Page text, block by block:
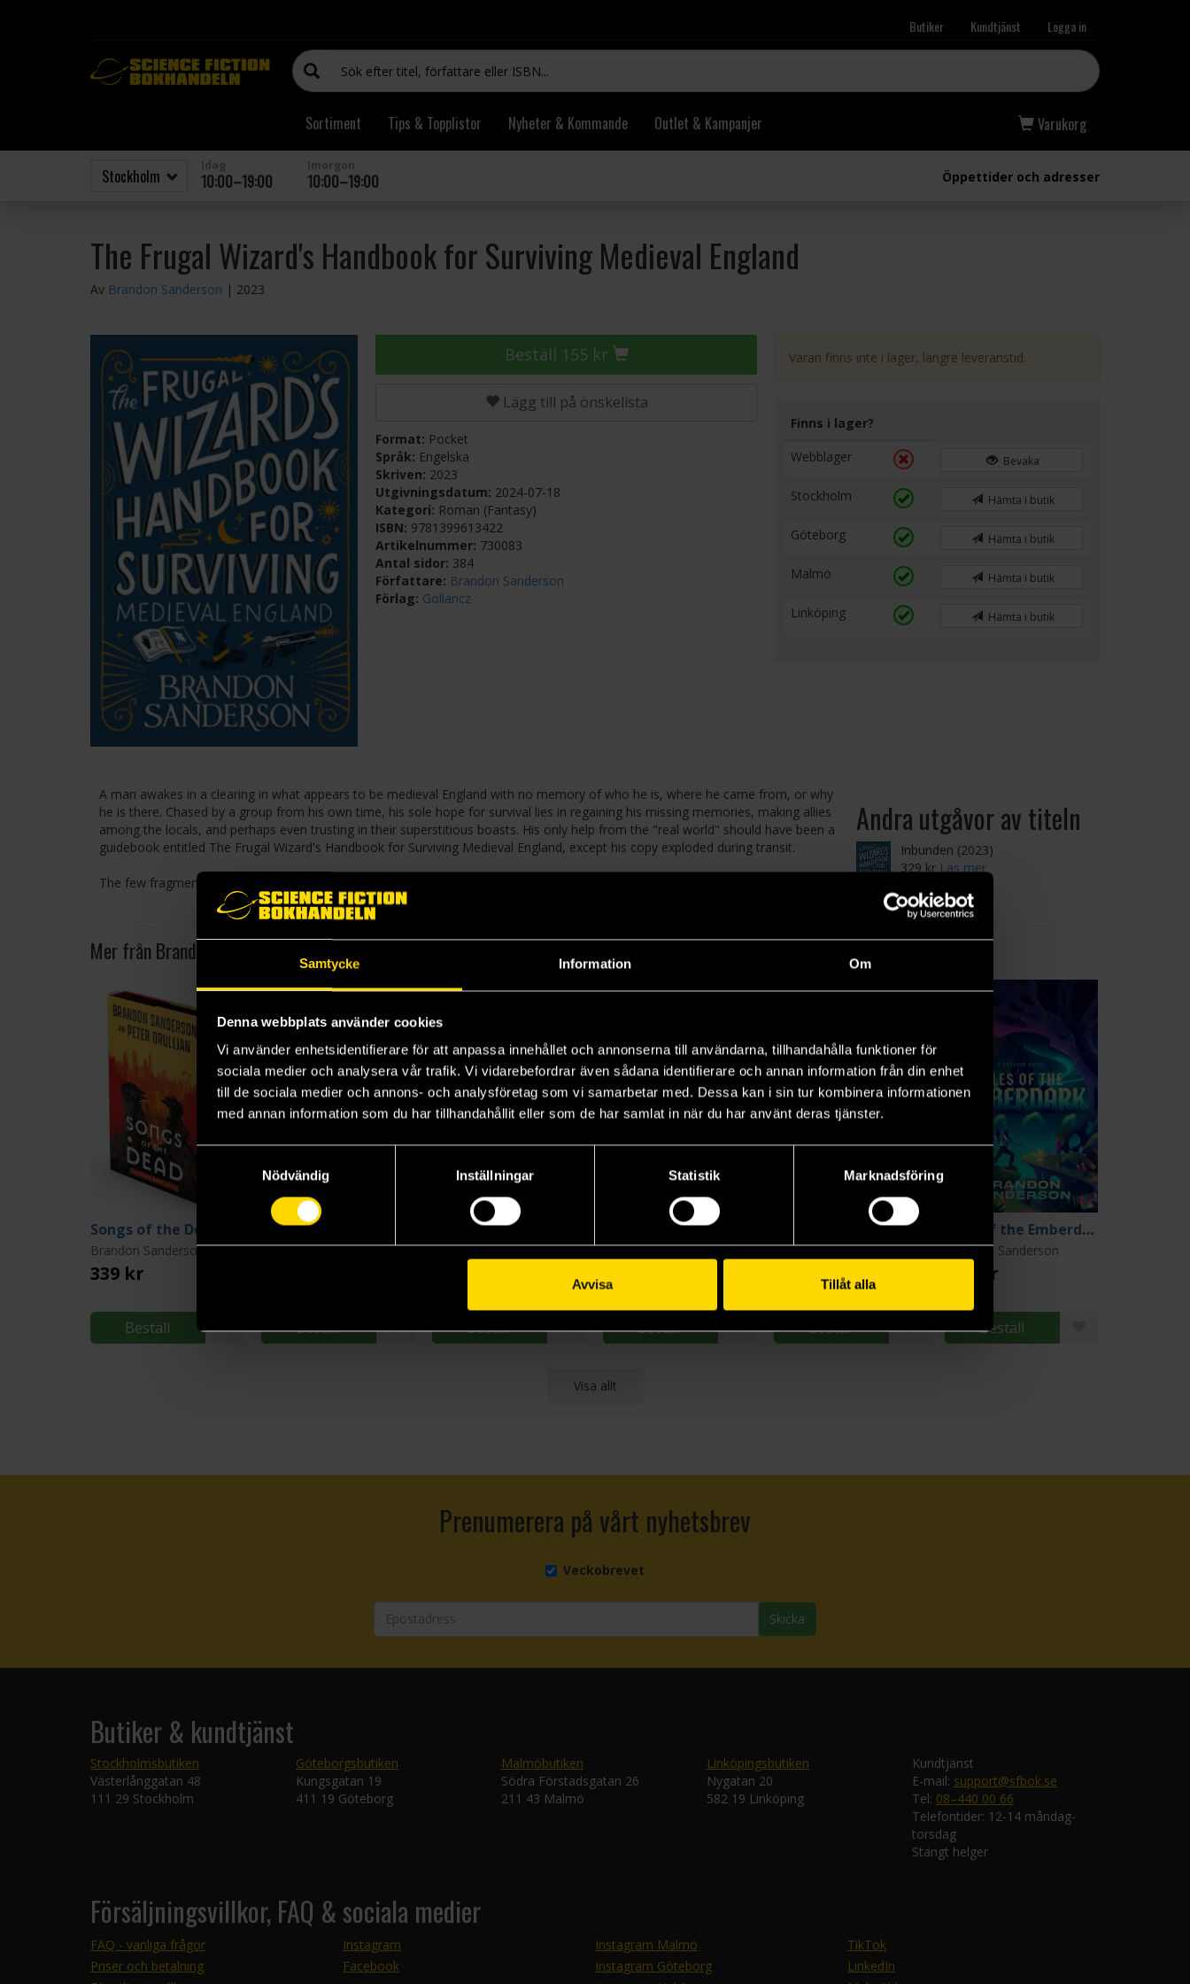
Samtycke Information Om
Denna webbplats använder cookies
Vi använder enhetsidentifierare för att anpassa innehållet och annonserna till användarna, tillhandahålla funktioner för
sociala medier och analysera vår trafik. Vi vidarebefordrar även sådana identifierare och annan information från din enhet
till de sociala medier och annons- och analysföretag som vi samarbetar med. Dessa kan i sin tur kombinera informationen
med annan information som du har tillhandahållit eller som de har samlat in när du har använt deras tjänster.
Samtyckesval
Nödvändig
Inställningar Statistik Marknadsföring
Avvisa Tillåt alla
Butiker Kundtjänst Logga in
Sortiment Tips & Topplistor Nyheter & Kommande Outlet & Kampanjer Varukorg
10:00–19:00 10:00–19:00 Öppettider och adresser
The Frugal Wizard's Handbook for Surviving Medieval England
Av Brandon Sanderson | 2023
Beställ 155 kr
Lägg till på önskelista
Format: Pocket
Språk: Engelska
Skriven: 2023
Utgivningsdatum: 2024-07-18
Kategori: Roman (Fantasy)
ISBN: 9781399613422
Artikelnummer: 730083
Antal sidor: 384
Författare: Brandon Sanderson
Förlag: Gollancz
Varan finns inte i lager, längre leveranstid.
Finns i lager?
Webblager
Bevaka
Stockholm Hämta i butik
Göteborg Hämta i butik
Malmö Hämta i butik
Linköping Hämta i butik
A man awakes in a clearing in what appears to be medieval England with no memory of who he is, where he came from, or why
he is there. Chased by a group from his own time, his sole hope for survival lies in regaining his missing memories, making allies
among the locals, and perhaps even trusting in their superstitious boasts. His only help from the "real world" should have been a
guidebook entitled The Frugal Wizard's Handbook for Surviving Medieval England, except his copy exploded during transit.
The few fragments he managed to save provide clues to his situation, but can he figure them out in time to survive?
Andra utgåvor av titeln
Inbunden (2023)
329 krLäs mer
Mer från Brandon Sanderson
Songs of the Dead
Brandon Sanderson
339 kr
Beställ
Songs of the Dead
Brandon Sanderson
Beställ
Songs of the Dead
Brandon Sanderson
Beställ
Brandon Sanderson
Beställ
Wind and Truth
Brandon Sanderson
229 kr
Beställ
Isles of the Emberdark
Brandon Sanderson
299 kr
Beställ
Visa allt
Prenumerera på vårt nyhetsbrev
Veckobrevet
Skicka
Butiker & kundtjänst
Stockholmsbutiken
Västerlånggatan 48
111 29 Stockholm
Göteborgsbutiken
Kungsgatan 19
411 19 Göteborg
Malmöbutiken
Södra Förstadsgatan 26
211 43 Malmö
Linköpingsbutiken
Nygatan 20
582 19 Linköping
Kundtjänst
E-mail: support@sfbok.se
Tel: 08–440 00 66
Telefontider: 12-14 måndag-
torsdag
Stängt helger
Försäljningsvillkor, FAQ & sociala medier
FAQ - vanliga frågor
Priser och betalning
Instagram
Facebook
Instagram Malmö
Instagram Göteborg
TikTok
LinkedIn